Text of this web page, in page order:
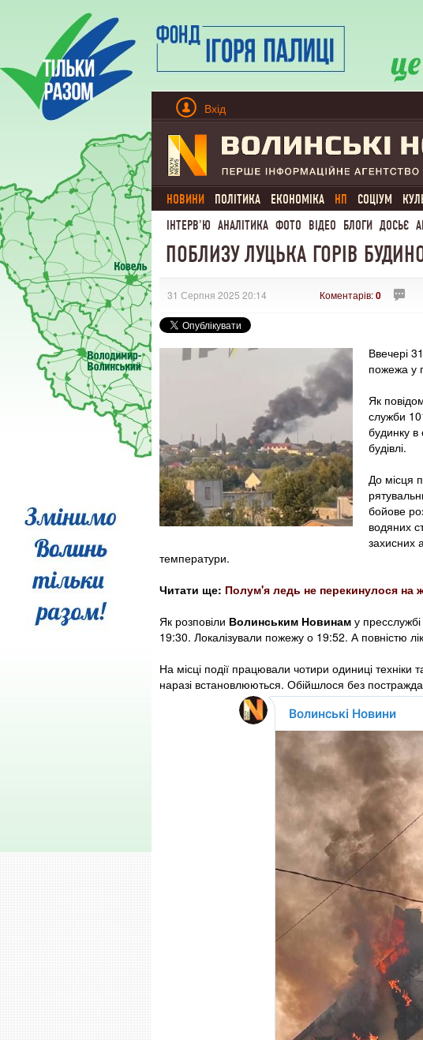
Вхід
НОВИНИ ПОЛІТИКА ЕКОНОМІКА НП СОЦІУМ
ІНТЕРВ'Ю АНАЛІТИКА ФОТО ВІДЕО БЛОГИ ДОСЬЄ
ПОБЛИЗУ ЛУЦЬКА ГОРІВ
31 Серпня 2025 20:14 Коментарів:0
Ввечері
пожежа у
Як
служби
будинку в
будівлі.
До місця
бойове
водяних
захисних
температури.
Читати ще: Полум'я ледь не перекинулося на
Як розповіли Волинським Новинам у
19:30. Локалізували пожежу о 19:52. А повністю
На місці події працювали чотири одиниці
наразі встановлюються. Обійшлося без